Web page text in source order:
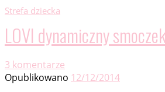
Strefa dziecka
LOVI dynamiczny
3 komentarze
Opublikowano 12/12/2014